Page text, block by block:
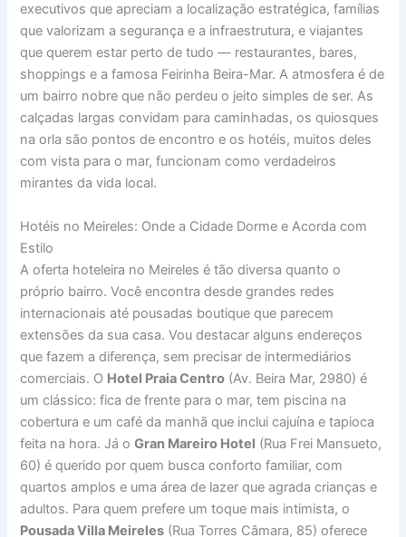
executivos que apreciam a localização estratégica, famílias
que valorizam a segurança e a infraestrutura, e viajantes
que querem estar perto de tudo — restaurantes, bares,
shoppings e a famosa Feirinha Beira-Mar. A atmosfera é de
um bairro nobre que não perdeu o jeito simples de ser. As
calçadas largas convidam para caminhadas, os quiosques
na orla são pontos de encontro e os hotéis, muitos deles
com vista para o mar, funcionam como verdadeiros
mirantes da vida local.
Hotéis no Meireles: Onde a Cidade Dorme e Acorda com
Estilo
A oferta hoteleira no Meireles é tão diversa quanto o
próprio bairro. Você encontra desde grandes redes
internacionais até pousadas boutique que parecem
extensões da sua casa. Vou destacar alguns endereços
que fazem a diferença, sem precisar de intermediários
comerciais. O Hotel Praia Centro (Av. Beira Mar, 2980) é
um clássico: fica de frente para o mar, tem piscina na
cobertura e um café da manhã que inclui cajuína e tapioca
feita na hora. Já oGran Mareiro Hotel (Rua Frei Mansueto,
60) é querido por quem busca conforto familiar, com
quartos amplos e uma área de lazer que agrada crianças e
adultos. Para quem prefere um toque mais intimista, o
Pousada Villa Meireles (Rua Torres Câmara, 85) oferece